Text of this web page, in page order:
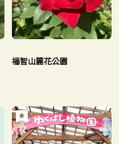
福智山麓花公園